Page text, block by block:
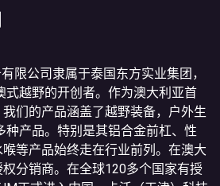
限公司隶属于泰国东方实业集团，
式越野的开创者。作为澳大利亚首
们的产品涵盖了越野装备，户外生
种产品。特别是其铝合金前杠、性
等产品始终走在行业前列。在澳大
分销商。在全球120多个国家有授